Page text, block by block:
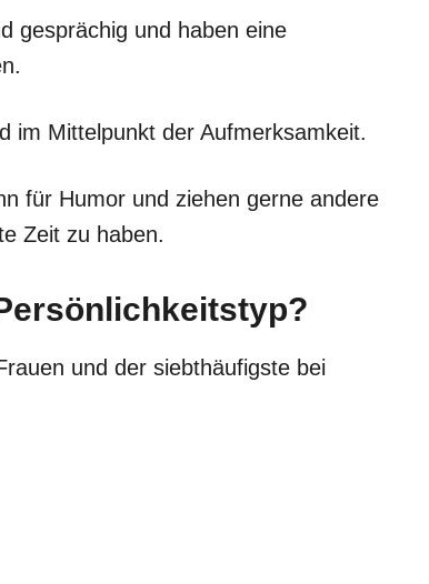
gesprächig und haben eine
im Mittelpunkt der Aufmerksamkeit.
für Humor und ziehen gerne andere
Zeit zu haben.
und der siebthäufigste bei